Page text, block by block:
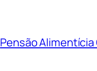
Pensão Alimentícia